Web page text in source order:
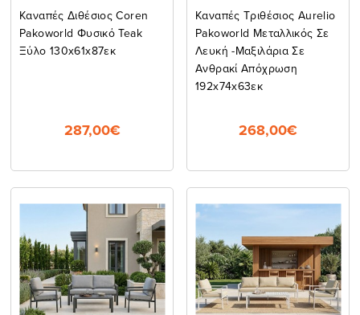
Καναπές Διθέσιος Coren
Pakoworld Φυσικό Teak
Ξύλο 130x61x87εκ
287,00€
Καναπές Τριθέσιος Aurelio
Pakoworld Μεταλλικός Σε
Λευκή -μαξιλάρια Σε
Ανθρακί Απόχρωση
192x74x63εκ
268,00€